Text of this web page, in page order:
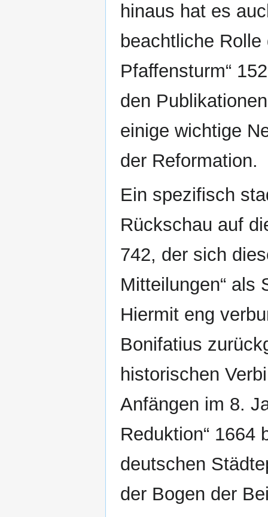
hinaus hat es
beachtliche
Pfaffensturm“
den
einige wichtige
der Reformation.
Ein spezifisch
Rückschau auf
742, der sich
Mitteilungen“ als
Hiermit eng
Bonifatius
historischen
Anfängen im 8.
Reduktion“ 1664
deutschen
der Bogen der